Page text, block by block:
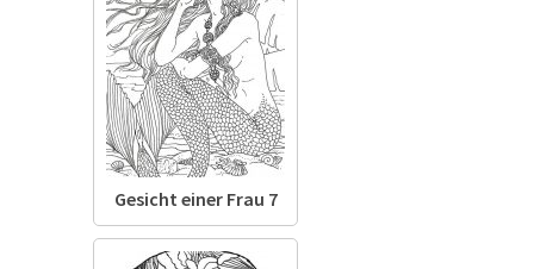
Gesicht einer Frau 7